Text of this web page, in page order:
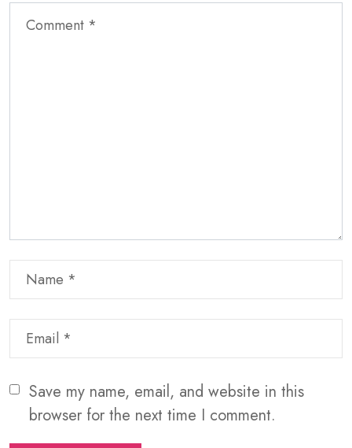
Save my name, email, and website in this
browser for the next time I comment.